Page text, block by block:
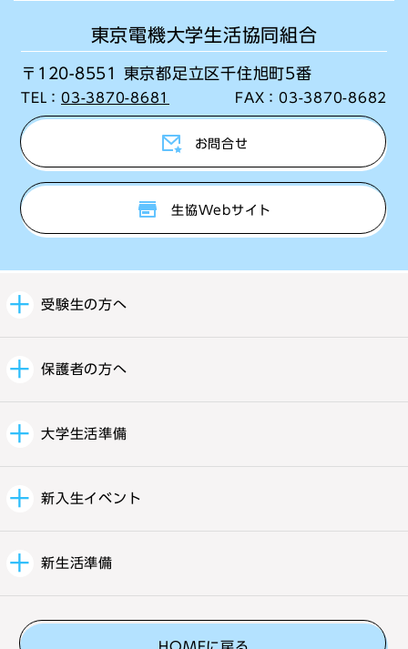
東京電機大学生活協同組合
〒120-8551 東京都足立区千住旭町5番
TEL： 03-3870-8681 FAX： 03-3870-8682
お問合せ
生協Webサイト
受験生の方へ
保護者の方へ
大学生活準備
新入生イベント
新生活準備